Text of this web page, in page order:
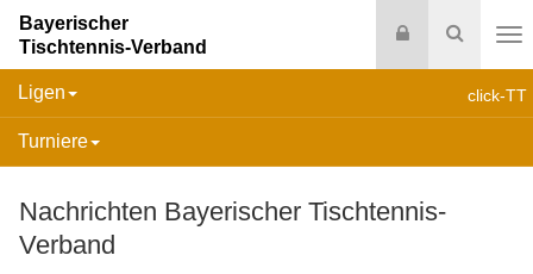
Suche
Login
Bayerischer
Tischtennis-Verband
click-TT
Ligen
Turniere
Nachrichten Bayerischer Tischtennis-
Verband